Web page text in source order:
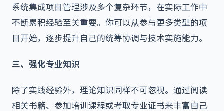
系统集成项目管理涉及多个复杂环节，在实际工作中
不断累积经验至关重要。你可以从参与更多类型的项
目开始，逐步提升自己的统筹协调与技术实施能力。
三、强化专业知识
除了实践经验外，理论知识同样不可忽视。通过阅读
相关书籍、参加培训课程或考取专业证书来丰富自己